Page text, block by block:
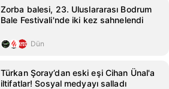
Zorba balesi, 23. Uluslararası Bodrum
Bale Festivali'nde iki kez sahnelendi
Dün
Türkan Şoray’dan eski eşi Cihan Ünal'a
iltifatlar! Sosyal medyayı salladı